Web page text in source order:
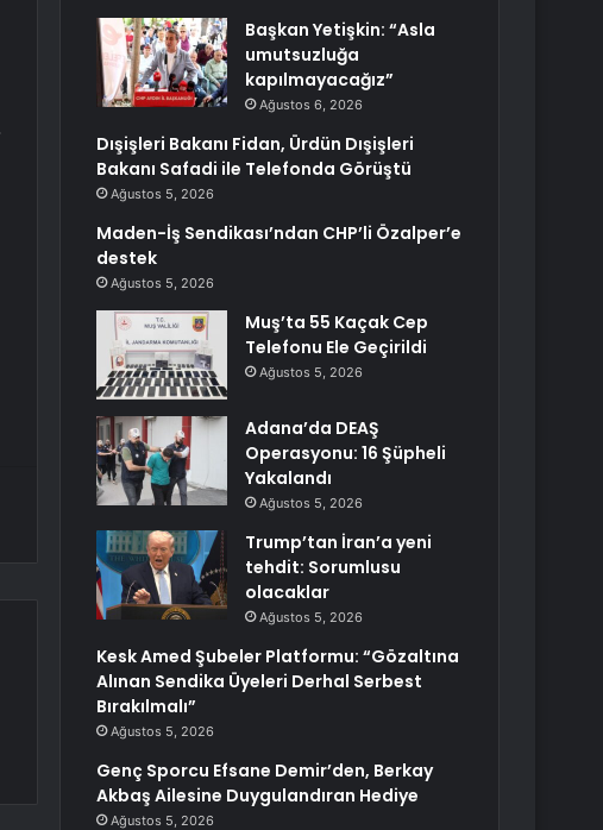
Başkan Yetişkin: “Asla
umutsuzluğa
kapılmayacağız”
Ağustos 6, 2026
Dışişleri Bakanı Fidan, Ürdün Dışişleri
Bakanı Safadi ile Telefonda Görüştü
Ağustos 5, 2026
Maden-İş Sendikası’ndan CHP’li Özalper’e
destek
Ağustos 5, 2026
Muş’ta 55 Kaçak Cep
Telefonu Ele Geçirildi
Ağustos 5, 2026
Adana’da DEAŞ
Operasyonu: 16 Şüpheli
Yakalandı
Ağustos 5, 2026
Trump’tan İran’a yeni
tehdit: Sorumlusu
olacaklar
Ağustos 5, 2026
Kesk Amed Şubeler Platformu: “Gözaltına
Alınan Sendika Üyeleri Derhal Serbest
Bırakılmalı”
Ağustos 5, 2026
Genç Sporcu Efsane Demir’den, Berkay
Akbaş Ailesine Duygulandıran Hediye
Ağustos 5, 2026